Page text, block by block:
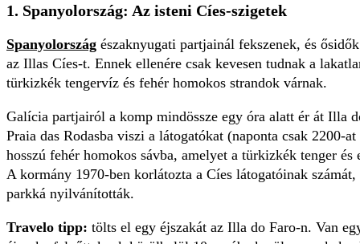
1. Spanyolország: Az isteni Cíes-szigetek
Spanyolország északnyugati partjainál fekszenek, és
az Illas Cíes-t. Ennek ellenére csak kevesen tudnak a
türkizkék tengervíz és fehér homokos strandok várnak.
Galícia partjairól a komp mindössze egy óra alatt ér át Illa
Praia das Rodasba viszi a látogatókat (naponta csak 2200-
hosszú fehér homokos sávba, amelyet a türkizkék tenger
A kormány 1970-ben korlátozta a Cíes látogatóinak
parkká nyilvánították.
Travelo tipp: tölts el egy éjszakát az Illa do Faro-n. Van